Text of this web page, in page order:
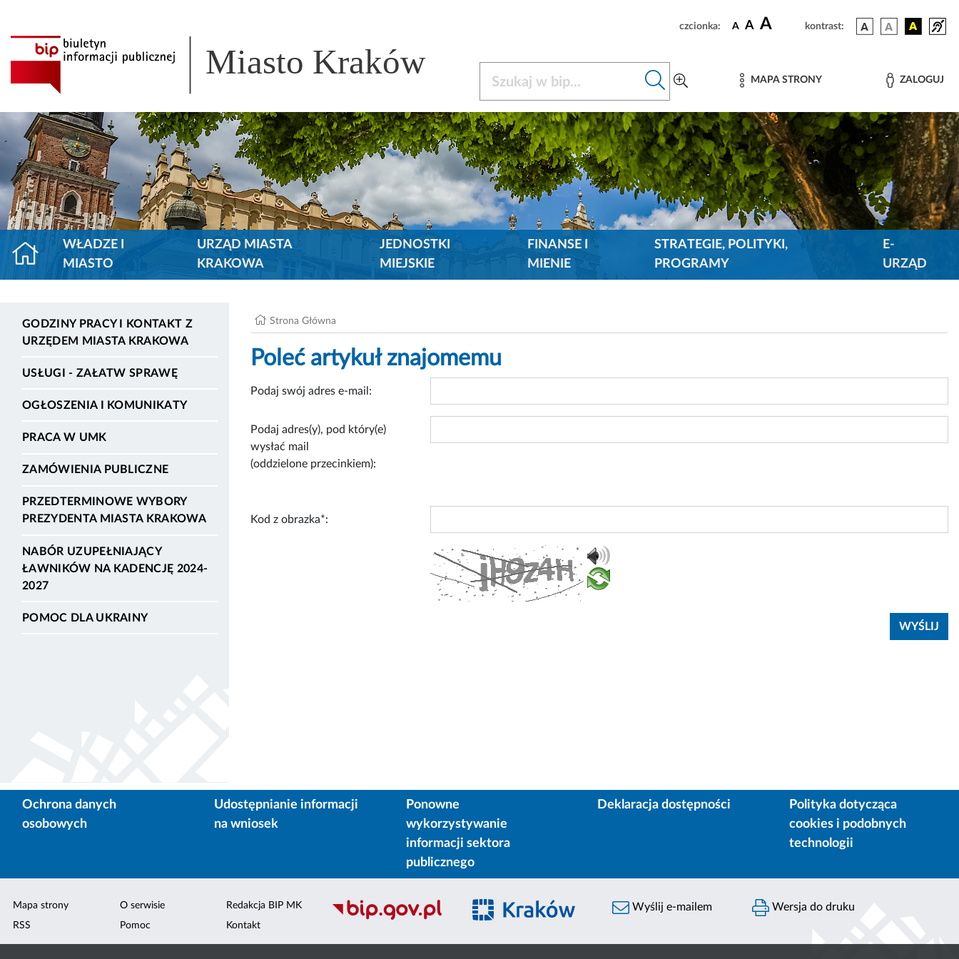
czcionka: A A A kontrast:
Miasto Kraków MAPA STRONY ZALOGUJ
WŁADZE I
MIASTO
URZĄD MIASTA
KRAKOWA
JEDNOSTKI
MIEJSKIE
FINANSE I
MIENIE
STRATEGIE, POLITYKI,
PROGRAMY
E-
URZĄD
GODZINY PRACY I KONTAKT Z
URZĘDEM MIASTA KRAKOWA
USŁUGI - ZAŁATW SPRAWĘ
OGŁOSZENIA I KOMUNIKATY
PRACA W UMK
ZAMÓWIENIA PUBLICZNE
PRZEDTERMINOWE WYBORY
PREZYDENTA MIASTA KRAKOWA
NABÓR UZUPEŁNIAJĄCY
ŁAWNIKÓW NA KADENCJĘ 2024-
2027
POMOC DLA UKRAINY
Strona Główna
Poleć artykuł znajomemu
Podaj swój adres e-mail:
Podaj adres(y), pod który(e)
wysłać mail
(oddzielone przecinkiem):
Kod z obrazka*:
Ochrona danych
osobowych
Udostępnianie informacji
na wniosek
Ponowne
wykorzystywanie
informacji sektora
publicznego
Deklaracja dostępności
Polityka dotycząca
cookies i podobnych
technologii
Mapa strony
RSS
O serwisie
Pomoc
Redakcja BIP MK
Kontakt
Wyślij e-mailem Wersja do druku